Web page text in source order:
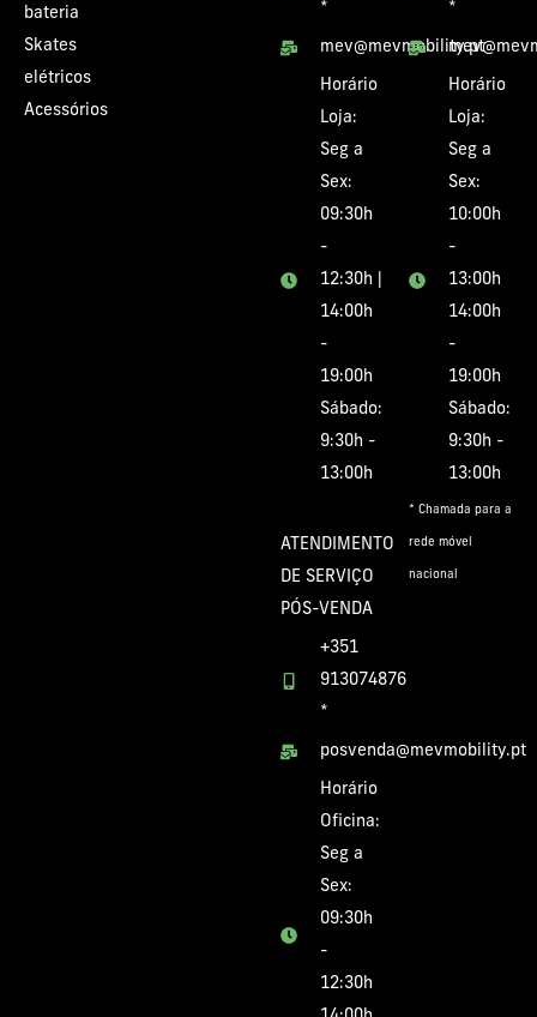
bateria
Skates
elétricos
Acessórios
*
mev@mevmobility.pt
Horário
Loja:
Seg a
Sex:
09:30h
-
12:30h |
14:00h
-
19:00h
Sábado:
9:30h -
13:00h
ATENDIMENTO
DE SERVIÇO
PÓS-VENDA
+351
913074876
*
posvenda@mevmobility.pt
Horário
Oficina:
Seg a
Sex:
09:30h
-
12:30h
*
Horário
Loja:
Seg a
Sex:
10:00h
-
13:00h
14:00h
-
19:00h
Sábado:
9:30h -
13:00h
* Chamada para a
rede móvel
nacional